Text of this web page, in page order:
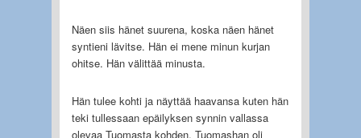
Näen siis hänet suurena, koska näen hänet
syntieni lävitse. Hän ei mene minun kurjan
ohitse. Hän välittää minusta.
Hän tulee kohti ja näyttää haavansa kuten hän
teki tullessaan epäilyksen synnin vallassa
olevaa Tuomasta kohden. Tuomashan oli